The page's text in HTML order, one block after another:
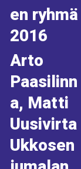
en ryhmä
2016
Arto
Paasilinn
a, Matti
Uusivirta
Ukkosen